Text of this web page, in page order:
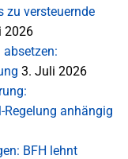
zu versteuernde
2026
3. Juli 2026
anhängig
BFH lehnt